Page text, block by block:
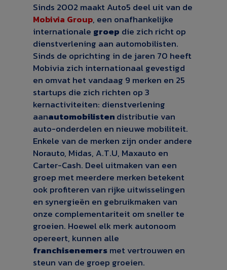
Sinds 2002 maakt Auto5 deel uit van de
Mobivia Group, een onafhankelijke
internationale groep die zich richt op
dienstverlening aan automobilisten.
Sinds de oprichting in de jaren 70 heeft
Mobivia zich internationaal gevestigd
en omvat het vandaag 9 merken en 25
startups die zich richten op 3
kernactiviteiten: dienstverlening
aanautomobilistendistributie van
auto-onderdelen en nieuwe mobiliteit.
Enkele van de merken zijn onder andere
Norauto, Midas, A.T.U, Maxauto en
Carter-Cash. Deel uitmaken van een
groep met meerdere merken betekent
ook profiteren van rijke uitwisselingen
en synergieën en gebruikmaken van
onze complementariteit om sneller te
groeien. Hoewel elk merk autonoom
opereert, kunnen alle
franchisenemersmet vertrouwen en
steun van de groep groeien.